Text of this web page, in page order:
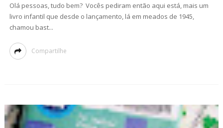
Olá pessoas, tudo bem? Vocês pediram então aqui está, mais um
livro infantil que desde o lançamento, lá em meados de 1945,
chamou bast...
Compartilhe